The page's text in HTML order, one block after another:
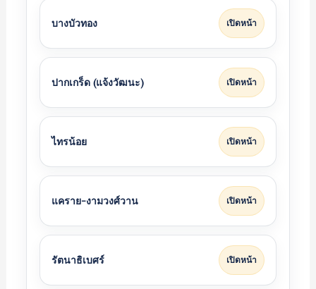
บางบัวทอง เปิดหน้า
ปากเกร็ด (แจ้งวัฒนะ) เปิดหน้า
ไทรน้อย เปิดหน้า
แคราย-งามวงศ์วาน เปิดหน้า
รัตนาธิเบศร์ เปิดหน้า